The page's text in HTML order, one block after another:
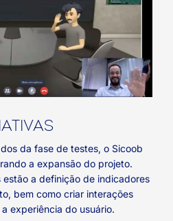
da fase de testes, o Sicoob
a expansão do projeto.
estão a definição de indicadores
bem como criar interações
experiência do usuário.